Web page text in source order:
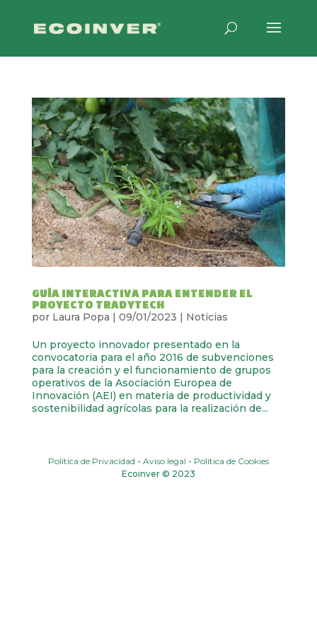
GUÍA INTERACTIVA PARA ENTENDER EL
PROYECTO TRADYTECH
por Laura Popa | 09/01/2023 | Noticias
Un proyecto innovador presentado en la
convocatoria para el año 2016 de subvenciones
para la creación y el funcionamiento de grupos
operativos de la Asociación Europea de
Innovación (AEI) en materia de productividad y
sostenibilidad agrícolas para la realización de...
Política de Privacidad - Aviso legal - Política de Cookies
Ecoinver © 2023